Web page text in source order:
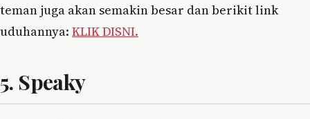
teman juga akan semakin besar dan berikit link
uduhannya: KLIK DISNI.
5. Speaky